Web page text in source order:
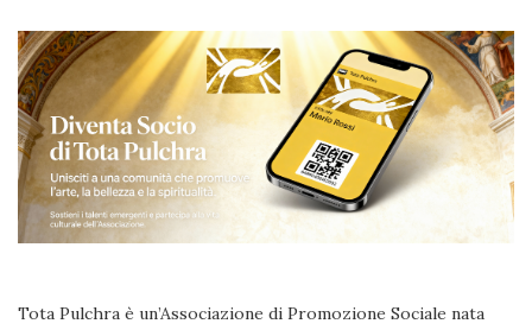
Tota Pulchra è un’Associazione di Promozione Sociale nata